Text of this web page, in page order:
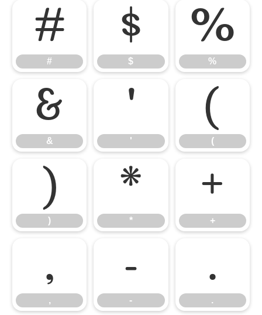
#
#
$
$
%
%
&
&
'
'
(
(
)
)
*
*
+
+
,
,
-
-
.
.